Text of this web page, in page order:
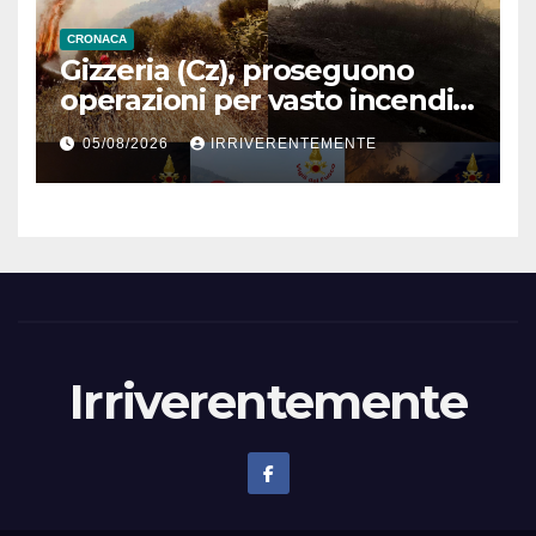
CRONACA
Gizzeria (Cz), proseguono
operazioni per vasto incendio
boschivo in contrada Destro
05/08/2026 IRRIVERENTEMENTE
Irriverentemente